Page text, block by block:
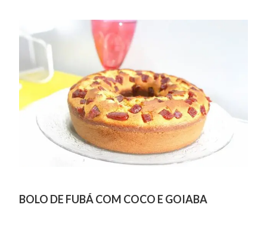
BOLO DE FUBÁ COM COCO E GOIABA